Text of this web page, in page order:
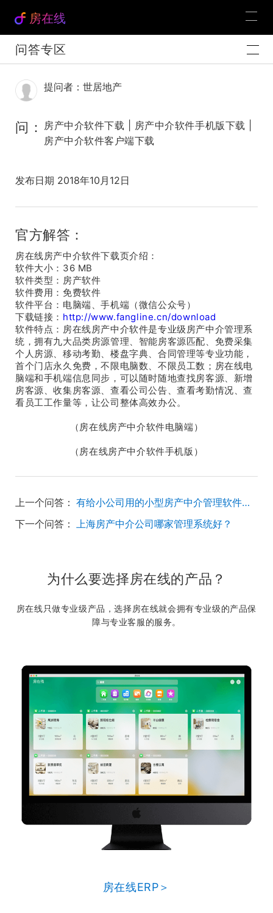
房在线
问答专区
提问者：世居地产
问：
房产中介软件下载 | 房产中介软件手机版下载 |
房产中介软件客户端下载
发布日期 2018年10月12日
官方解答：
房在线房产中介软件下载页介绍：
软件大小：36 MB
软件类型：房产软件
软件费用：免费软件
软件平台：电脑端、手机端（微信公众号）
下载链接： http://www.fangline.cn/download
软件特点：房在线房产中介软件是专业级房产中介管理系
统，拥有九大品类房源管理、智能房客源匹配、免费采集
个人房源、移动考勤、楼盘字典、合同管理等专业功能，
首个门店永久免费，不限电脑数、不限员工数；房在线电
脑端和手机端信息同步，可以随时随地查找房客源、新增
房客源、收集房客源、查看公司公告、查看考勤情况、查
看员工工作量等，让公司整体高效办公。
（房在线房产中介软件电脑端）
（房在线房产中介软件手机版）
上一个问答：
有给小公司用的小型房产中介管理软件吗？
下一个问答： 上海房产中介公司哪家管理系统好？
为什么要选择房在线的产品？
房在线只做专业级产品，选择房在线就会拥有专业级的产品保
障与专业客服的服务。
房在线ERP＞